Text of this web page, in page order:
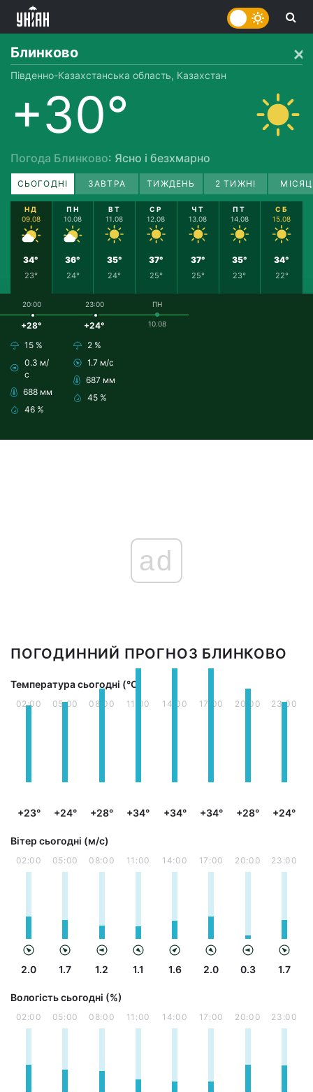
Блинково
Південно-Казахстанська область, Казахстан
+30°
Погода Блинково: Ясно і безхмарно
СЬОГОДНІ ЗАВТРА ТИЖДЕНЬ 2 ТИЖНІ
НД
09.08
34°
23°
ПН
10.08
36°
24°
ВТ
11.08
35°
24°
СР
12.08
37°
25°
ЧТ
13.08
37°
25°
ПТ
14.08
35°
23°
СБ
15.08
34°
22°
20:00
+28°
15 %
0.3 м/
с
688 мм
46 %
23:00
+24°
2 %
1.7 м/с
687 мм
45 %
ПН
10.08
ad
ПОГОДИННИЙ ПРОГНОЗ БЛИНКОВО
Температура сьогодні (°С)
02:00
+23°
05:00
+24°
08:00
+28°
11:00
+34°
14:00
+34°
17:00
+34°
20:00
+28°
23:00
+24°
Вітер сьогодні (м/с)
02:00
2.0
05:00
1.7
08:00
1.2
11:00
1.1
14:00
1.6
17:00
2.0
20:00
0.3
23:00
1.7
Вологість сьогодні (%)
02:00 05:00 08:00 11:00 14:00 17:00 20:00 23:00